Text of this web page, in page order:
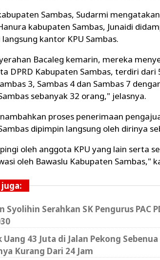
Sambas, Sudarmi
kabupaten Sambas, Junaidi
kantor KPU Sambas.
Bacaleg kemarin, mereka
DPRD Kabupaten Sambas, terdiri dari
3, Sambas 4 dan Sambas 7
sebanyak 32 orang," jelasnya.
proses penerimaan
dipimpin langsung oleh dirinya
oleh anggota KPU yang lain serta
oleh Bawaslu Kabupaten Sambas,"
juga:
Syolihin Serahkan SK Pengurus PAC
Uang 43 Juta di Jalan Pekong
Kurang Dari 24 Jam